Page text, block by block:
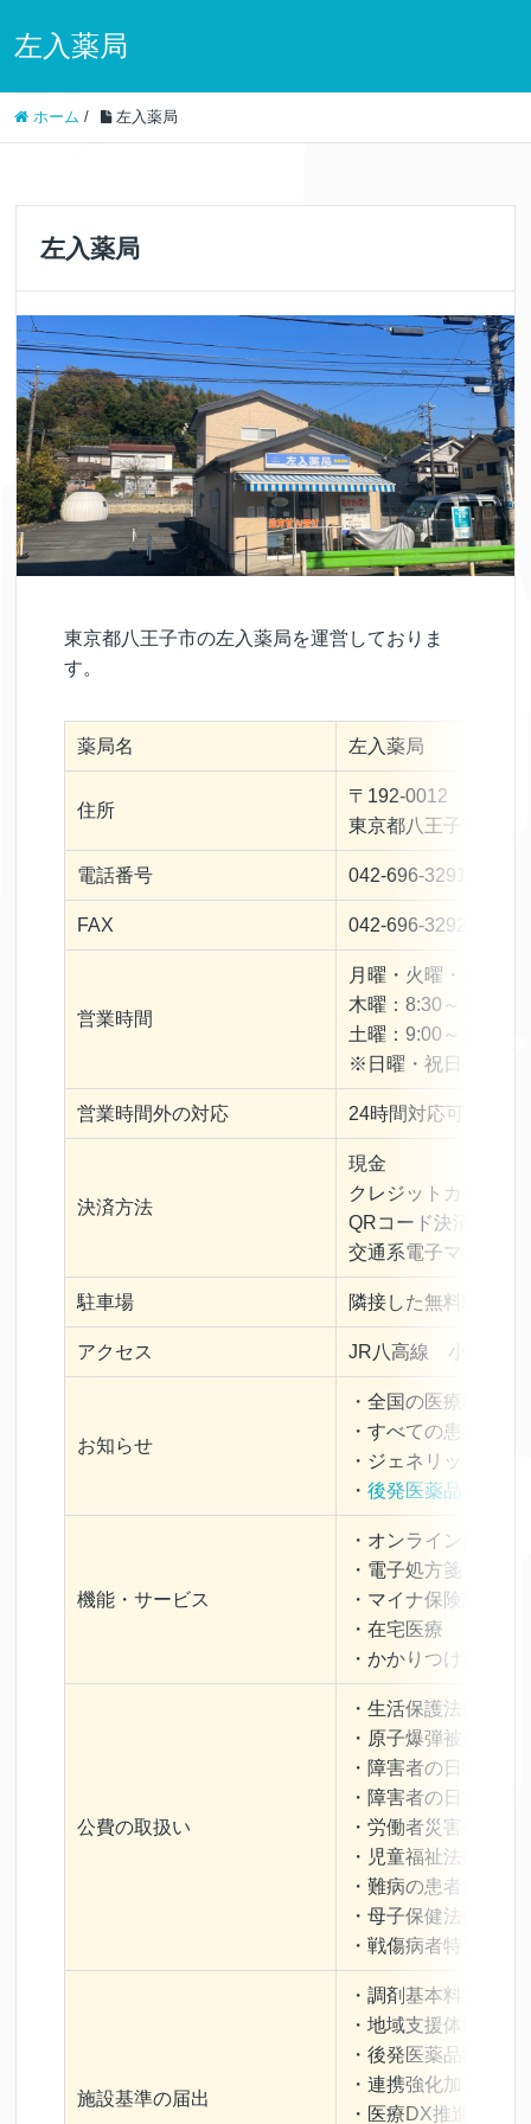
左入薬局
ホーム / 左入薬局
左入薬局
東京都八王子市の左入薬局を運営しておりま
す。
薬局名 左入薬局
住所
〒192-0012
東京都八王子市左入
電話番号 042-696-3291
FAX 042-696-3292
営業時間
月曜・火曜・水曜・
木曜：8:30～16:30
土曜：9:00～13:00
※日曜・祝日：定休
営業時間外の対応 24時間対応可能（
決済方法
現金
クレジットカード
QRコード決済
交通系電子マネー
駐車場 隣接した無料駐車場
アクセス JR八高線 小宮駅か
お知らせ
・全国の医療機関
・すべての患者さ
・ジェネリック医
・後発医薬品のある
機能・サービス
・オンライン服薬指
・電子処方箋
・マイナ保険証（オ
・在宅医療
・かかりつけ薬剤師
公費の取扱い
・生活保護法に基づ
・原子爆弾被爆者
・障害者の日常生
・障害者の日常生
・労働者災害補償保
・児童福祉法に基づ
・難病の患者に対
・母子保健法に基づ
・戦傷病者特別援護
施設基準の届出
・調剤基本料1
・地域支援体制加算2
・後発医薬品調剤体
・連携強化加算
・医療DX推進体制